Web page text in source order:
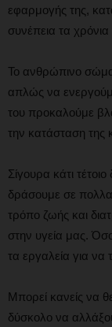
εφαρμογής της,
συνέπεια τα
Το ανθρώπινο σώμα
απλώς να
του προκαλούμε
την κατάσταση της
Σίγουρα κάτι
δράσουμε σε
τρόπο ζωής και
στην υγεία μας.
τα εργαλεία για να
Μπορεί κανείς να
δύσκολο να